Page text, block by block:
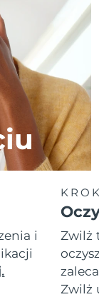
i
Zwilż
Zwilż